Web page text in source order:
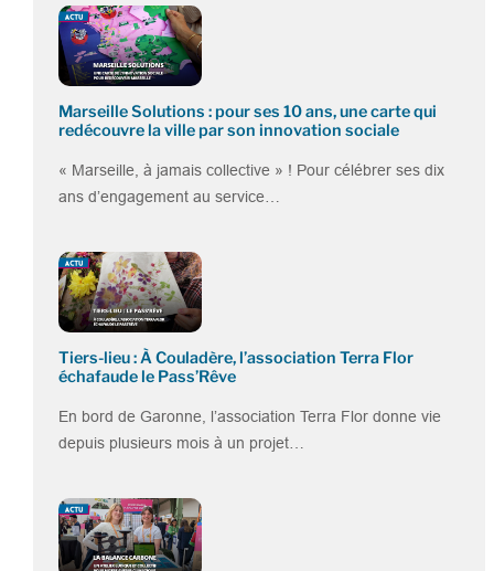
Marseille Solutions : pour ses 10 ans, une carte qui
redécouvre la ville par son innovation sociale
« Marseille, à jamais collective » ! Pour célébrer ses dix
ans d’engagement au service…
Tiers-lieu : À Couladère, l’association Terra Flor
échafaude le Pass’Rêve
En bord de Garonne, l’association Terra Flor donne vie
depuis plusieurs mois à un projet…